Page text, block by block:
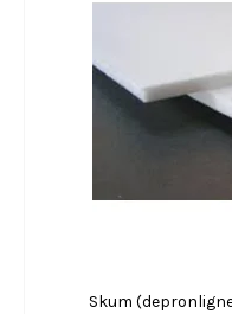
Skum